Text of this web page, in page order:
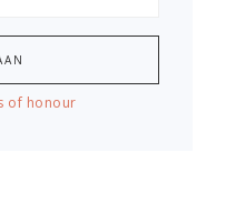
of honour